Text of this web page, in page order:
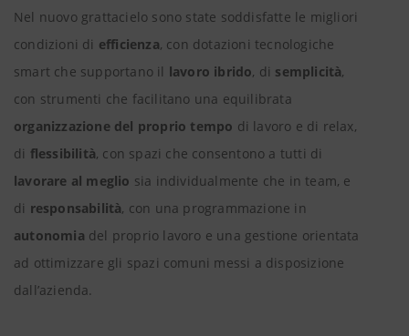
Nel nuovo grattacielo sono state soddisfatte le migliori
condizioni di efficienza, con dotazioni tecnologiche
smart che supportano il lavoro ibrido, di semplicità,
con strumenti che facilitano una equilibrata
organizzazione del proprio tempo di lavoro e di relax,
di flessibilità, con spazi che consentono a tutti di
lavorare al meglio sia individualmente che in team, e
di responsabilità, con una programmazione in
autonomia del proprio lavoro e una gestione orientata
ad ottimizzare gli spazi comuni messi a disposizione
dall’azienda.